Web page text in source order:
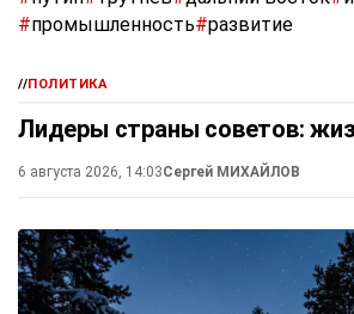
#промышленность#развитие
//ПОЛИТИКА
Лидеры страны советов:
6 августа 2026, 14:03Сергей МИХАЙЛОВ